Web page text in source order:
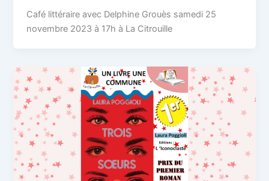
Café littéraire avec Delphine Grouès samedi 25
novembre 2023 à 17h à La Citrouille